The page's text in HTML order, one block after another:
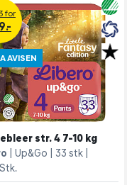
for
AVISEN
str. 4 7-10 kg
Up&Go
33 stk